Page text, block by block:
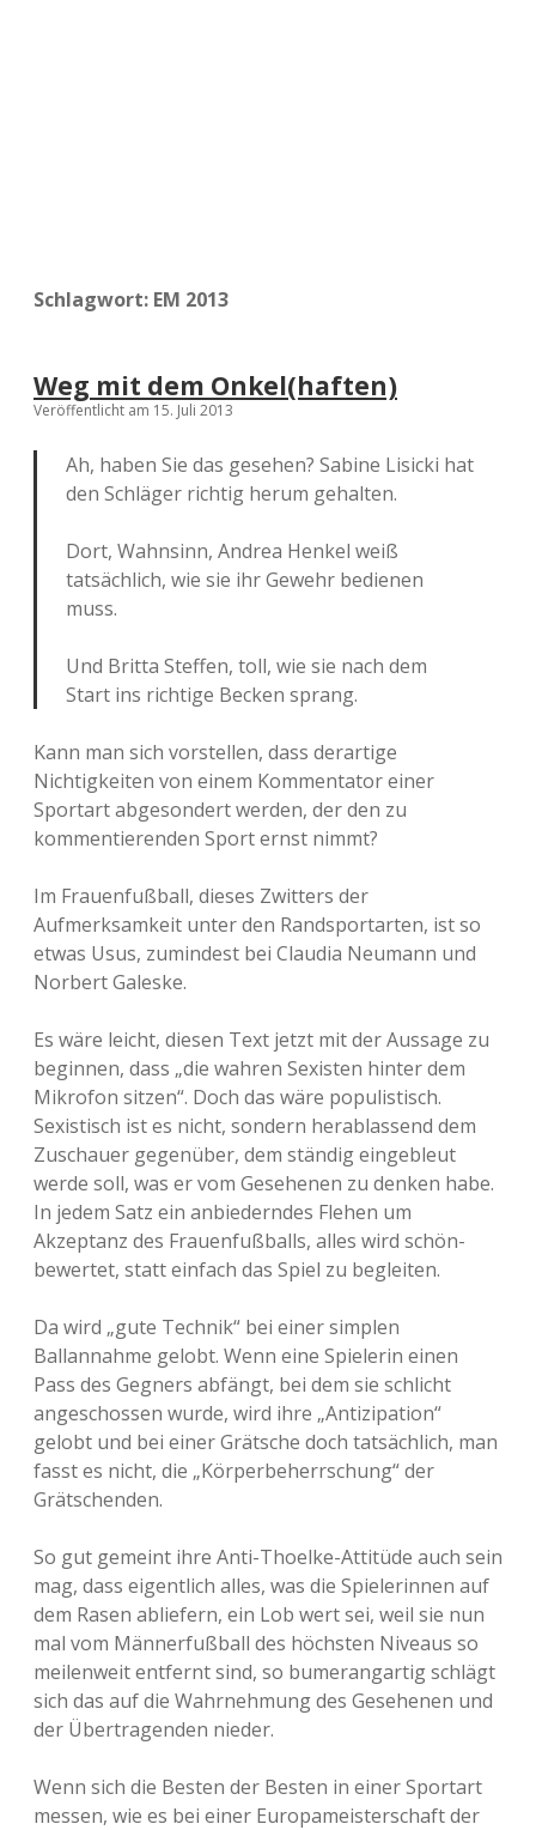
Schlagwort: EM 2013
Weg mit dem Onkel(haften)
Veröffentlicht am 15. Juli 2013
Ah, haben Sie das gesehen? Sabine Lisicki hat
den Schläger richtig herum gehalten.
Dort, Wahnsinn, Andrea Henkel weiß
tatsächlich, wie sie ihr Gewehr bedienen
muss.
Und Britta Steffen, toll, wie sie nach dem
Start ins richtige Becken sprang.
Kann man sich vorstellen, dass derartige
Nichtigkeiten von einem Kommentator einer
Sportart abgesondert werden, der den zu
kommentierenden Sport ernst nimmt?
Im Frauenfußball, dieses Zwitters der
Aufmerksamkeit unter den Randsportarten, ist so
etwas Usus, zumindest bei Claudia Neumann und
Norbert Galeske.
Es wäre leicht, diesen Text jetzt mit der Aussage zu
beginnen, dass „die wahren Sexisten hinter dem
Mikrofon sitzen“. Doch das wäre populistisch.
Sexistisch ist es nicht, sondern herablassend dem
Zuschauer gegenüber, dem ständig eingebleut
werde soll, was er vom Gesehenen zu denken habe.
In jedem Satz ein anbiederndes Flehen um
Akzeptanz des Frauenfußballs, alles wird schön-
bewertet, statt einfach das Spiel zu begleiten.
Da wird „gute Technik“ bei einer simplen
Ballannahme gelobt. Wenn eine Spielerin einen
Pass des Gegners abfängt, bei dem sie schlicht
angeschossen wurde, wird ihre „Antizipation“
gelobt und bei einer Grätsche doch tatsächlich, man
fasst es nicht, die „Körperbeherrschung“ der
Grätschenden.
So gut gemeint ihre Anti-Thoelke-Attitüde auch sein
mag, dass eigentlich alles, was die Spielerinnen auf
dem Rasen abliefern, ein Lob wert sei, weil sie nun
mal vom Männerfußball des höchsten Niveaus so
meilenweit entfernt sind, so bumerangartig schlägt
sich das auf die Wahrnehmung des Gesehenen und
der Übertragenden nieder.
Wenn sich die Besten der Besten in einer Sportart
messen, wie es bei einer Europameisterschaft der